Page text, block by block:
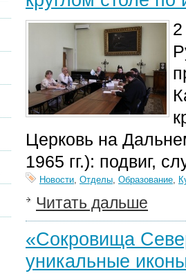
Церковь на
1965 гг.): подвиг,
Новости, Отделы, Образование,
Читать дальше
«Сокровища
уникальные